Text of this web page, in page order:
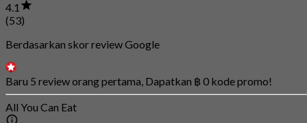
4.1
(53)
Berdasarkan skor review Google
Baru 5 review orang pertama, Dapatkan ฿ 0 kode promo!
All You Can Eat